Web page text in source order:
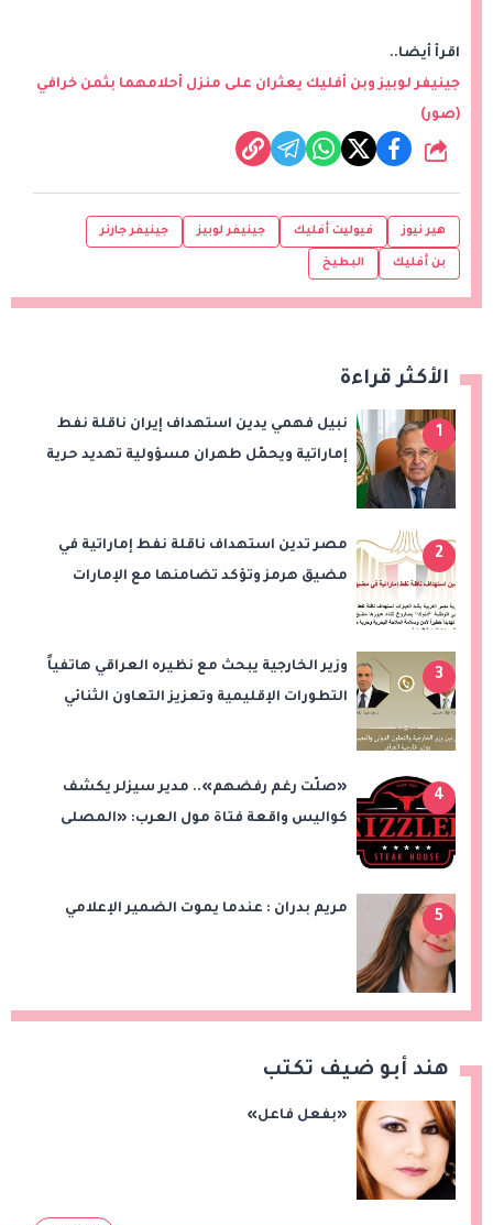
اقرأ أيضا..
جينيفر لوبيز وبن أفليك يعثران على منزل أحلامهما بثمن خرافي
(صور)
شارك
هير نيوز فيوليت أفليك جينيفر لوبيز جينيفر جارنر
بن أفليك البطيخ
الأكثر قراءة
1
نبيل فهمي يدين استهداف إيران ناقلة نفط
إماراتية ويحمّل طهران مسؤولية تهديد حرية
2
مصر تدين استهداف ناقلة نفط إماراتية في
مضيق هرمز وتؤكد تضامنها مع الإمارات
3
وزير الخارجية يبحث مع نظيره العراقي هاتفياً
التطورات الإقليمية وتعزيز التعاون الثنائي
4
«صلّت رغم رفضهم».. مدير سيزلر يكشف
كواليس واقعة فتاة مول العرب: «المصلى
5
مريم بدران : عندما يموت الضمير الإعلامي
هند أبو ضيف تكتب
«بفعل فاعل»